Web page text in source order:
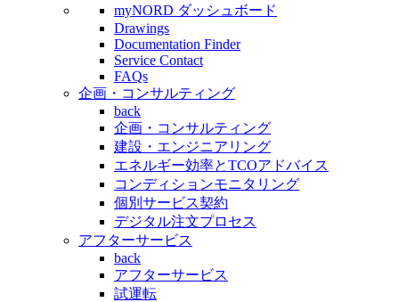
myNORD ダッシュボード
Drawings
Documentation Finder
Service Contact
FAQs
企画・コンサルティング
back
企画・コンサルティング
建設・エンジニアリング
エネルギー効率とTCOアドバイス
コンディションモニタリング
個別サービス契約
デジタル注文プロセス
アフターサービス
back
アフターサービス
試運転